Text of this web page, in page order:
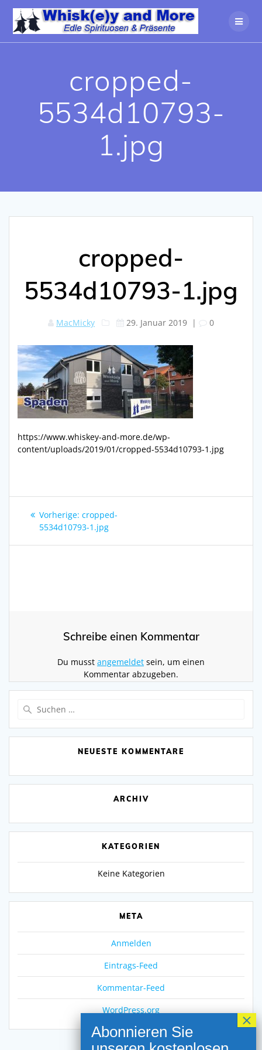
Zum
Inhalt
springen
cropped-
5534d10793-
1.jpg
cropped-
5534d10793-1.jpg
MacMicky 29. Januar 2019 | 0
https://www.whiskey-and-more.de/wp-
content/uploads/2019/01/cropped-5534d10793-1.jpg
Beitragsnavigation
Vorherige: Vorheriger
Beitrag:
cropped-
5534d10793-1.jpg
Schreibe einen Kommentar
Du musst angemeldet sein, um einen
Kommentar abzugeben.
NEUESTE KOMMENTARE
ARCHIV
KATEGORIEN
Keine Kategorien
META
Anmelden
Eintrags-Feed
Kommentar-Feed
WordPress.org